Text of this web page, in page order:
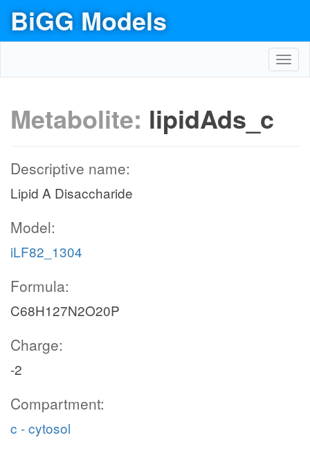
BiGG Models
Metabolite: lipidAds_c
Descriptive name:
Lipid A Disaccharide
Model:
iLF82_1304
Formula:
C68H127N2O20P
Charge:
-2
Compartment:
c - cytosol